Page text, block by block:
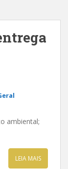
ambiental;
LEIA MAIS